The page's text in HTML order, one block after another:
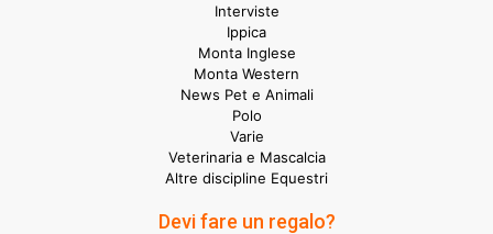
Interviste
Ippica
Monta Inglese
Monta Western
News Pet e Animali
Polo
Varie
Veterinaria e Mascalcia
Altre discipline Equestri
Devi fare un regalo?